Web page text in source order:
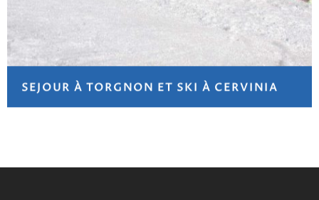
SEJOUR À TORGNON ET SKI À CERVINIA